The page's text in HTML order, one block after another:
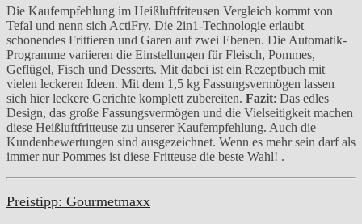
Die Kaufempfehlung im Heißluftfriteusen Vergleich kommt von
Tefal und nenn sich ActiFry. Die 2in1-Technologie erlaubt
schonendes Frittieren und Garen auf zwei Ebenen. Die Automatik-
Programme variieren die Einstellungen für Fleisch, Pommes,
Geflügel, Fisch und Desserts. Mit dabei ist ein Rezeptbuch mit
vielen leckeren Ideen. Mit dem 1,5 kg Fassungsvermögen lassen
sich hier leckere Gerichte komplett zubereiten. Fazit: Das edles
Design, das große Fassungsvermögen und die Vielseitigkeit machen
diese Heißluftfritteuse zu unserer Kaufempfehlung. Auch die
Kundenbewertungen sind ausgezeichnet. Wenn es mehr sein darf als
immer nur Pommes ist diese Fritteuse die beste Wahl! .
Preistipp: Gourmetmaxx